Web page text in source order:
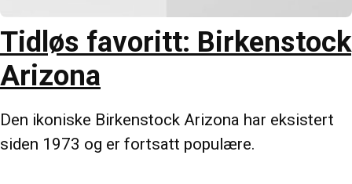
Tidløs favoritt: Birkenstock
Arizona
Den ikoniske Birkenstock Arizona har eksistert
siden 1973 og er fortsatt populære.